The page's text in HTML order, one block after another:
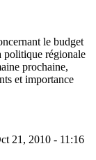
le budget
politique régionale
prochaine,
et importance
21, 2010 - 11:16